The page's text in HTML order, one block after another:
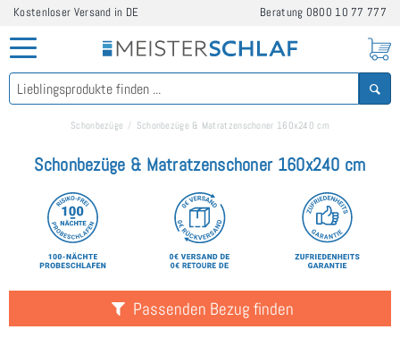
Kostenloser Versand in DE Beratung 0800 10 77 777
Schonbezüge Schonbezüge & Matratzenschoner 160x240 cm
Schonbezüge & Matratzenschoner 160x240 cm
Passenden Bezug finden